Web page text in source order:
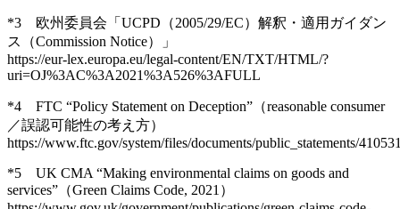
*3 欧州委員会「UCPD（2005/29/EC）解釈・適用ガイダン
ス（Commission Notice）」
https://eur-lex.europa.eu/legal-content/EN/TXT/HTML/?
uri=OJ%3AC%3A2021%3A526%3AFULL
*4 FTC “Policy Statement on Deception”（reasonable consumer
／誤認可能性の考え方）
https://www.ftc.gov/system/files/documents/public_statements/
*5 UK CMA “Making environmental claims on goods and
services”（Green Claims Code, 2021）